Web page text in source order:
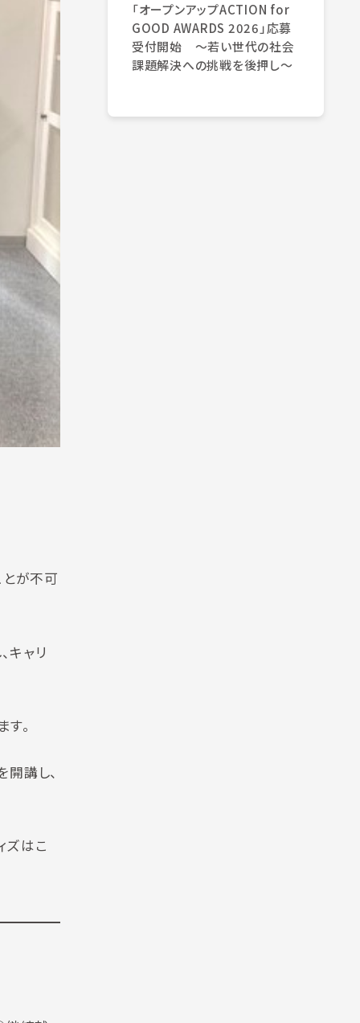
が不可
キャリ
。
開講し、
ズはこ
「オープンアップACTION for
GOOD AWARDS 2026」応募
受付開始 〜若い世代の社会
課題解決への挑戦を後押し〜